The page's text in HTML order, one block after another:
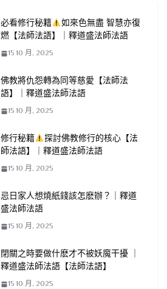
必看修行秘籍
如來色無盡 智慧亦復
燃【法師法語】｜釋道盛法師法語
15 10 月, 2025
佛教將仇怨轉為同等慈愛【法師法
語】｜釋道盛法師法語
15 10 月, 2025
修行秘籍
探討佛教修行的核心【法
師法語】｜釋道盛法師法語
15 10 月, 2025
忌日家人想燒紙錢該怎麽辦？｜釋道
盛法師法語
15 10 月, 2025
閉關之時要做什麽才不被妖魔干擾 ｜
釋道盛法師法語【法師法語】
15 10 月, 2025